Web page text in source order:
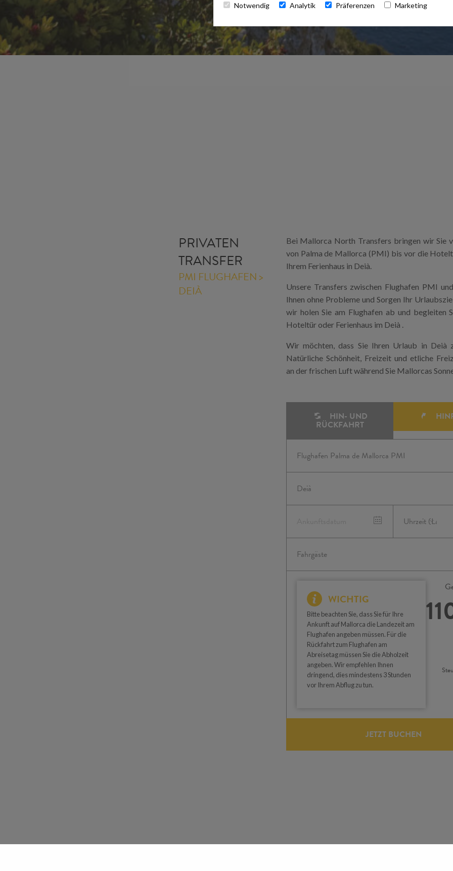
PRIVATEN
TRANSFER
PMI FLUGHAFEN >
DEIÀ
Bei Mallorca North Transfers bringen wir Sie
von Palma de Mallorca (PMI) bis vor die
Ihrem Ferienhaus in Deià.
Unsere Transfers zwischen Flughafen PMI
Ihnen ohne Probleme und Sorgen Ihr
wir holen Sie am Flughafen ab und begleiten
Hoteltür oder Ferienhaus im Deià .
Wir möchten, dass Sie Ihren Urlaub in Deià
Natürliche Schönheit, Freizeit und etliche
an der frischen Luft während Sie Mallorcas
HIN- UND
RÜCKFAHRT
WICHTIG
Bitte beachten Sie, dass Sie für Ihre
Ankunft auf Mallorca die Landezeit am
Flughafen angeben müssen. Für die
Rückfahrt zum Flughafen am
Abreisetag müssen Sie die Abholzeit
angeben. Wir empfehlen Ihnen
dringend, dies mindestens 3 Stunden
vor Ihrem Abflug zu tun.
JETZT BUCHEN
Notwendig Analytik Präferenzen Marketing